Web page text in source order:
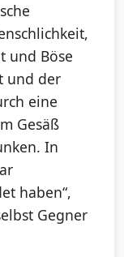
und Böse
und der
eine
Gesäß
In
haben“,
Gegner